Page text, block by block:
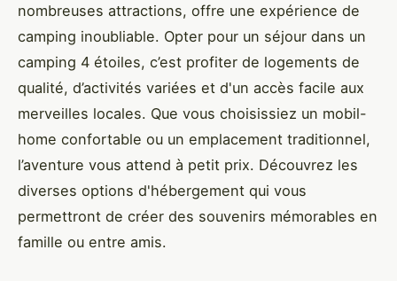
nombreuses attractions, offre une expérience de
camping inoubliable. Opter pour un séjour dans un
camping 4 étoiles, c’est profiter de logements de
qualité, d’activités variées et d'un accès facile aux
merveilles locales. Que vous choisissiez un mobil-
home confortable ou un emplacement traditionnel,
l’aventure vous attend à petit prix. Découvrez les
diverses options d'hébergement qui vous
permettront de créer des souvenirs mémorables en
famille ou entre amis.